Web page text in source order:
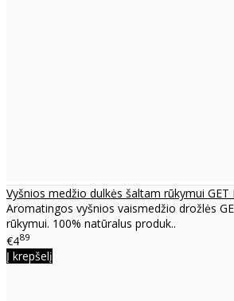
Vyšnios medžio dulkės šaltam rūkymui GET
Aromatingos vyšnios vaismedžio drožlės
rūkymui. 100% natūralus produk..
€489
Į krepšelį